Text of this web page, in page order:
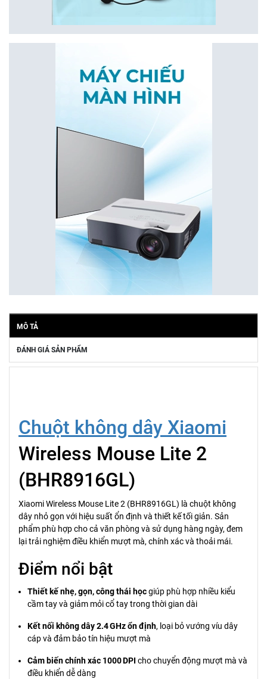
MÔ TẢ
ĐÁNH GIÁ SẢN PHẨM
Chuột không dây Xiaomi
Wireless Mouse Lite 2
(BHR8916GL)
Xiaomi Wireless Mouse Lite 2 (BHR8916GL) là chuột không
dây nhỏ gọn với hiệu suất ổn định và thiết kế tối giản. Sản
phẩm phù hợp cho cả văn phòng và sử dụng hàng ngày, đem
lại trải nghiệm điều khiển mượt mà, chính xác và thoải mái.
Điểm nổi bật
Thiết kế nhẹ, gọn, công thái họcgiúp phù hợp nhiều kiểu
cầm tay và giảm mỏi cổ tay trong thời gian dài
Kết nối không dây 2.4 GHz ổn định, loại bỏ vướng víu dây
cáp và đảm bảo tín hiệu mượt mà
Cảm biến chính xác 1000 DPI cho chuyển động mượt mà và
điều khiển dễ dàng